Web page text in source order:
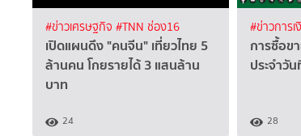
#ข่าวเศรษฐกิจ #TNN ช่อง16
เปิดแผนดึง "คนจีน" เที่ยวไทย 5
ล้านคน โกยรายได้ 3 แสนล้าน
บาท
24
#ข่าวการ
การซื้อข
ประจำวั
28